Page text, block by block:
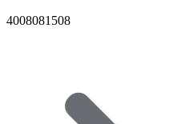
4008081508